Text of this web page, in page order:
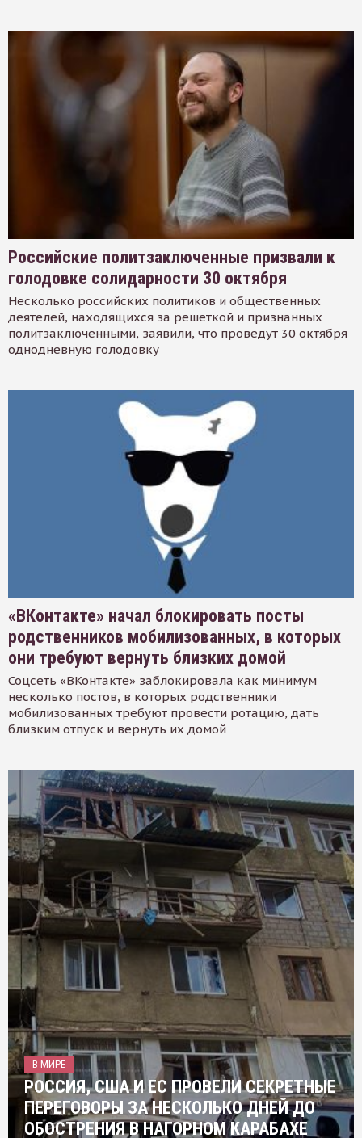
Российские политзаключенные призвали к
голодовке солидарности 30 октября
Несколько российских политиков и общественных
деятелей, находящихся за решеткой и признанных
политзаключенными, заявили, что проведут 30 октября
однодневную голодовку
«ВКонтакте» начал блокировать посты
родственников мобилизованных, в которых
они требуют вернуть близких домой
Соцсеть «ВКонтакте» заблокировала как минимум
несколько постов, в которых родственники
мобилизованных требуют провести ротацию, дать
близким отпуск и вернуть их домой
В МИРЕ
РОССИЯ, США И ЕС ПРОВЕЛИ СЕКРЕТНЫЕ
ПЕРЕГОВОРЫ ЗА НЕСКОЛЬКО ДНЕЙ ДО
ОБОСТРЕНИЯ В НАГОРНОМ КАРАБАХЕ